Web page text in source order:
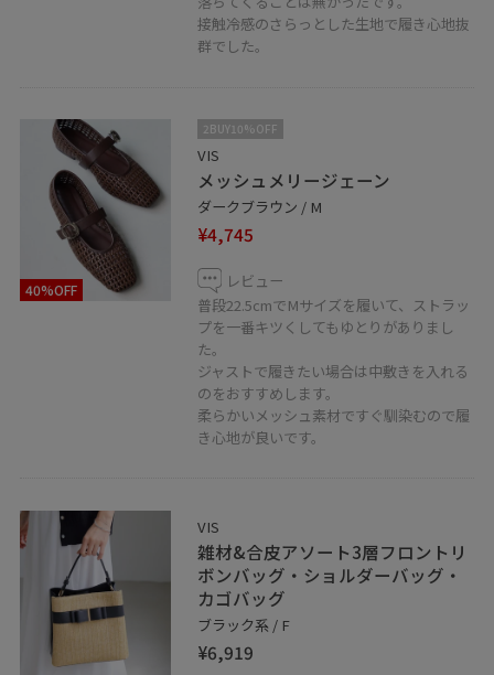
接触冷感のさらっとした生地で履き心地抜
群でした。
40%OFF
2BUY10%OFF
VIS
メッシュメリージェーン
ダークブラウン / M
¥4,745
レビュー
普段22.5cmでMサイズを履いて、ストラッ
プを一番キツくしてもゆとりがありまし
た。
ジャストで履きたい場合は中敷きを入れる
のをおすすめします。
柔らかいメッシュ素材ですぐ馴染むので履
き心地が良いです。
VIS
雑材&合皮アソート3層フロントリ
ボンバッグ・ショルダーバッグ・
カゴバッグ
ブラック系 / F
¥6,919